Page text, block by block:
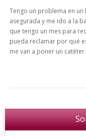
Tengo un problema en
asegurada y me ido a la
que tengo un mes para
pueda reclamar por qué
me van a poner un